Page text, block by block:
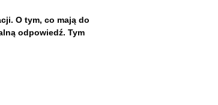
O tym, co mają do
odpowiedź. Tym